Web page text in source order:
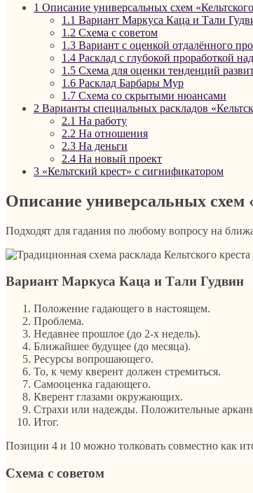
1 Описание универсальных схем
1.1 Вариант Маркуса Каца и Тали
1.2 Схема с советом
1.3 Вариант с оценкой отдалённого
1.4 Расклад с глубокой проработкой
1.5 Схема для оценки тенденций
1.6 Расклад Барбары Мур
1.7 Схема со скрытыми нюансами
2 Варианты специальных раскладов
2.1 На работу
2.2 На отношения
2.3 На деньги
2.4 На новый проект
3 «Кельтский крест» с сигнификатором
Описание универсальных схем
Подходят для гадания по любому вопросу на
Вариант Маркуса Каца и Тали Гудвин
Положение гадающего в настоящем.
Проблема.
Недавнее прошлое (до 2-х недель).
Ближайшее будущее (до месяца).
Ресурсы вопрошающего.
То, к чему кверент должен стремиться.
Самооценка гадающего.
Кверент глазами окружающих.
Страхи или надежды. Положительные
Итог.
Позиции 4 и 10 можно толковать совместно как
Схема с советом